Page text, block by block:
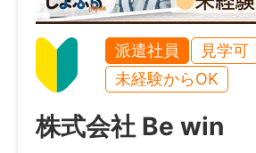
クレーン等を使用します
同じ作業エリア内では複
⽴担当と電気配線担当
——————
派遣社員 見学可
未経験からOK
株式会社 Be win